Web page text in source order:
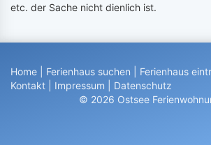
etc. der Sache nicht dienlich ist.
Home Ferienhaus suchen Ferienhaus
Kontakt
Impressum
Datenschutz
© 2026 Ostsee